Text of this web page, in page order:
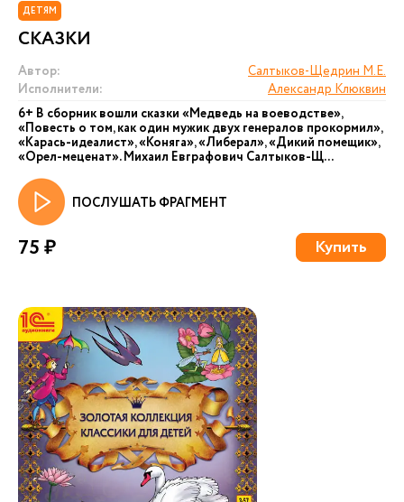
ДЕТЯМ
СКАЗКИ
Автор:
Салтыков-Щедрин М.Е.
Исполнители:
Александр Клюквин
6+ В сборник вошли сказки «Медведь на воеводстве»,
«Повесть о том, как один мужик двух генералов прокормил»,
«Карась-идеалист», «Коняга», «Либерал», «Дикий помещик»,
«Орел-меценат». Михаил Евграфович Салтыков-Щ...
ПОСЛУШАТЬ ФРАГМЕНТ
75 ₽ Купить